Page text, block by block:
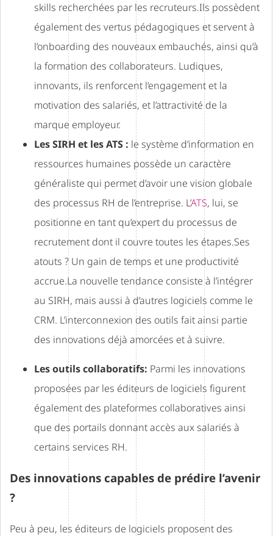
skills recherchées par les recruteurs.Ils possèdent
également des vertus pédagogiques et servent à
l’onboarding des nouveaux embauchés, ainsi qu’à
la formation des collaborateurs. Ludiques,
innovants, ils renforcent l’engagement et la
motivation des salariés, et l’attractivité de la
marque employeur.
Les SIRH et les ATS : le système d’information en
ressources humaines possède un caractère
généraliste qui permet d’avoir une vision globale
des processus RH de l’entreprise. L’ATS, lui, se
positionne en tant qu’expert du processus de
recrutement dont il couvre toutes les étapes.Ses
atouts ? Un gain de temps et une productivité
accrue.La nouvelle tendance consiste à l’intégrer
au SIRH, mais aussi à d’autres logiciels comme le
CRM. L’interconnexion des outils fait ainsi partie
des innovations déjà amorcées et à suivre.
Les outils collaboratifs: Parmi les innovations
proposées par les éditeurs de logiciels figurent
également des plateformes collaboratives ainsi
que des portails donnant accès aux salariés à
certains services RH.
Des innovations capables de prédire l’avenir
?
Peu à peu, les éditeurs de logiciels proposent des